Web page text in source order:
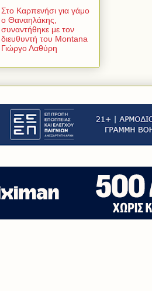
Στο Καρπενήσι για γάμο
ο Θαναηλάκης,
συναντήθηκε με τον
διευθυντή του Montana
Γιώργο Λαθύρη